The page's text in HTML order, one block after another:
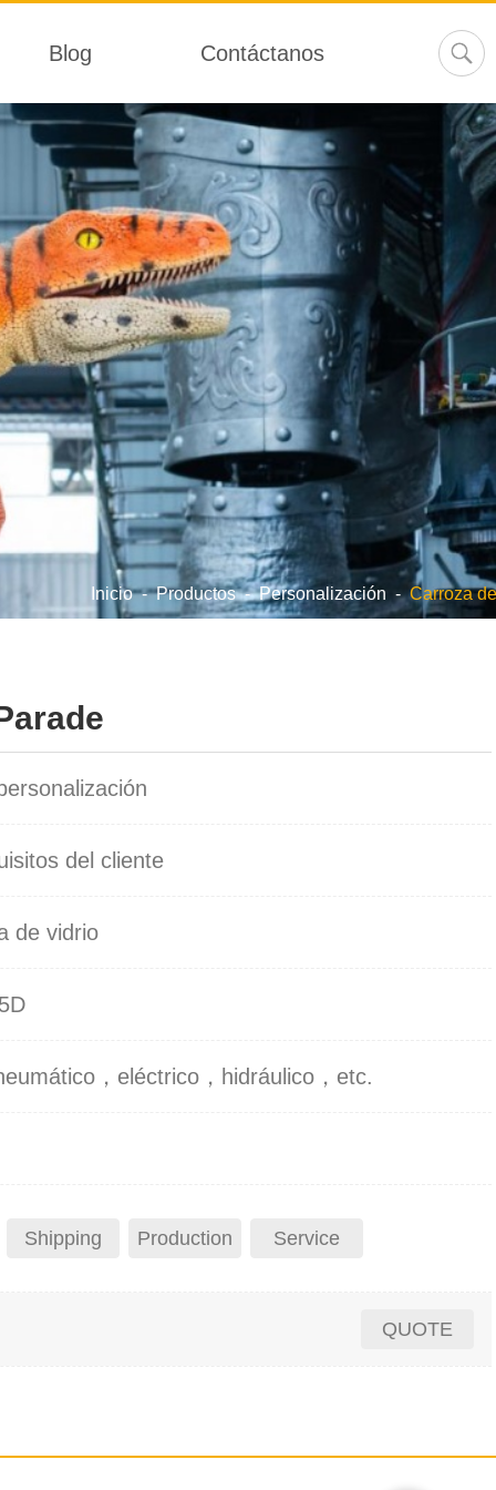
Blog Contáctanos
Inicio - Productos - Personalización - Carroza
del cliente
de vidrio
，eléctrico，hidráulico，etc.
Shipping Production Service
QUOTE